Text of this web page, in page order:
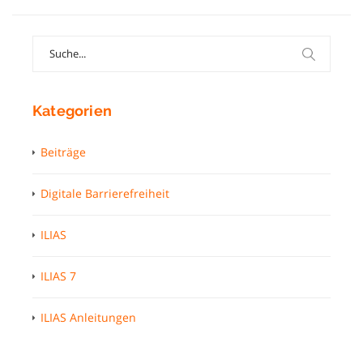
Kategorien
Beiträge
Digitale Barrierefreiheit
ILIAS
ILIAS 7
ILIAS Anleitungen